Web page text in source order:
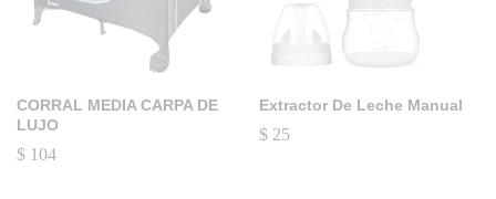
CORRAL MEDIA CARPA DE
LUJO
$ 104
Extractor De Leche Manual
$ 25